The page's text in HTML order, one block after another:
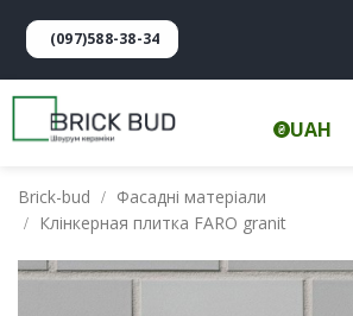
(097)588-38-34
UAH
Brick-bud
Фасадні матеріали
Клінкерная плитка FARO granit